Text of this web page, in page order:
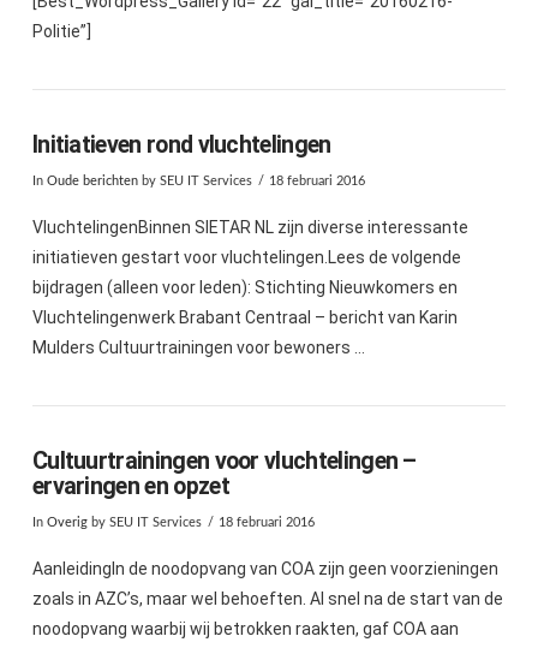
Politie”]
Initiatieven rond vluchtelingen
In Oude berichtenby SEU IT Services 18 februari 2016
VluchtelingenBinnen SIETAR NL zijn diverse interessante
initiatieven gestart voor vluchtelingen.Lees de volgende
bijdragen (alleen voor leden): Stichting Nieuwkomers en
Vluchtelingenwerk Brabant Centraal – bericht van Karin
Mulders Cultuurtrainingen voor bewoners …
Cultuurtrainingen voor vluchtelingen –
ervaringen en opzet
In Overigby SEU IT Services 18 februari 2016
AanleidingIn de noodopvang van COA zijn geen voorzieningen
zoals in AZC’s, maar wel behoeften. Al snel na de start van de
noodopvang waarbij wij betrokken raakten, gaf COA aan